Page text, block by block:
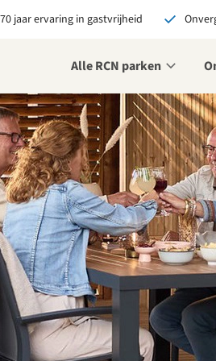
jaar ervaring in gastvrijheid
Alle RCN parken